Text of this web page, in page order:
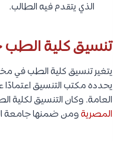
الذي يتقدم فيه الطالب.
تنسيق كلية الطب
يتغير تنسيق كلية الطب في
يحدده مكتب التنسيق اعتمادًا
العامة. وكان التنسيق لكلية
المصريةومن ضمنها جامعة